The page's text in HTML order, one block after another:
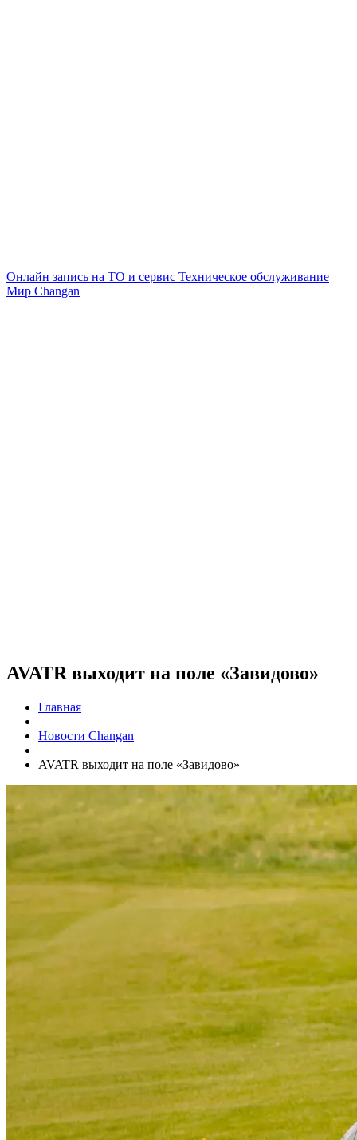
Онлайн запись на ТО и сервис Техническое обслуживание
Мир Changan
AVATR выходит на поле «Завидово»
Главная
Новости Changan
AVATR выходит на поле «Завидово»